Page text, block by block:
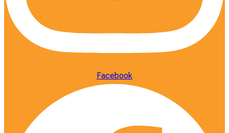
Facebook